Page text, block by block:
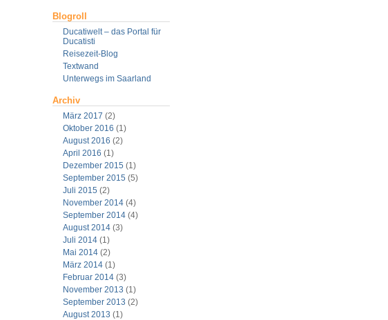
Blogroll
Ducatiwelt – das Portal für
Ducatisti
Reisezeit-Blog
Textwand
Unterwegs im Saarland
Archiv
März 2017 (2)
Oktober 2016 (1)
August 2016 (2)
April 2016 (1)
Dezember 2015 (1)
September 2015 (5)
Juli 2015 (2)
November 2014(4)
September 2014(4)
August 2014(3)
Juli 2014(1)
Mai 2014(2)
März 2014(1)
Februar 2014(3)
November 2013 (1)
September 2013 (2)
August 2013 (1)